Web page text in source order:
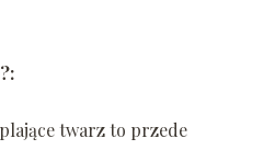
twarz to przede